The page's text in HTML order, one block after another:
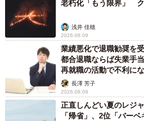
老朽化「もう限界」
浅井 佳穂
2026.08.09
業績悪化で退職勧奨を
都合退職ならば失業手
再就職の活動で不利に
アカウンセラーが解説】
長澤 芳子
2026.08.09
正直しんどい夏のレジ
「帰省」、2位「バー